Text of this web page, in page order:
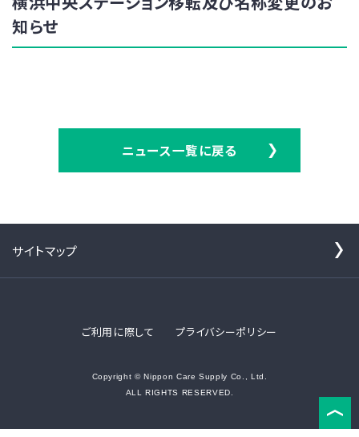
知らせ
ニュース一覧に戻る
サイトマップ
ご利用に際して プライバシーポリシー
Copyright © Nippon Care Supply Co., Ltd.
ALL RIGHTS RESERVED.